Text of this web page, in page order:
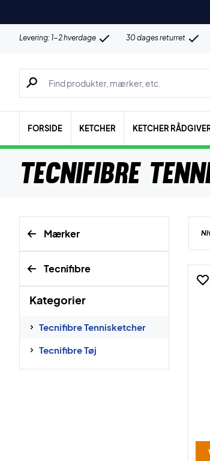
Levering: 1-2 hverdage 30 dages returret
Søg efter produkter, mærker etc.
FORSIDE KETCHER KETCHER
Tecnifibre
Mærker
Tecnifibre
Kategorier
Tecnifibre Tennisketcher
Tecnifibre Tøj